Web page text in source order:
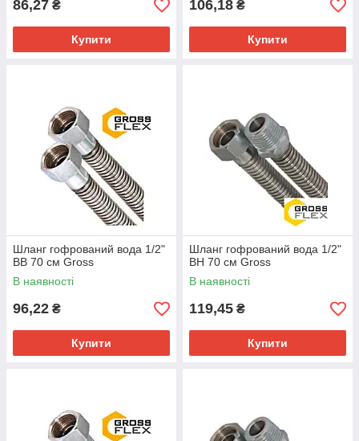
86,27 ₴
Купити
106,18 ₴
Купити
Шланг гофрований вода 1/2"
ВВ 70 см Gross
В наявності
96,22 ₴
Купити
Шланг гофрований вода 1/2"
ВН 70 см Gross
В наявності
119,45 ₴
Купити